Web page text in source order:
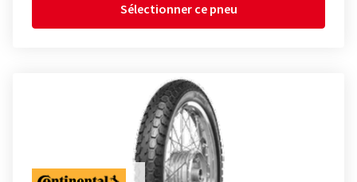
Sélectionner ce pneu